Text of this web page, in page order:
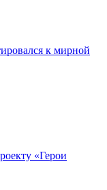
к мирной
«Герои